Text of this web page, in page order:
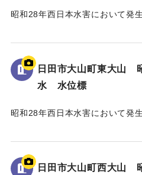
昭和28年西日本水害において発
地面から40cmの位置に水位が示
｜固有コード: 005430104
日田市大山町東大山
水 水位標
昭和28年西日本水害において発
地面から75cmの位置に水位が示
｜固有コード: 005430103
日田市大山町西大山